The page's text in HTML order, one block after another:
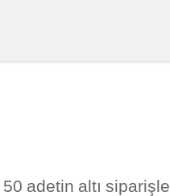
adetin altı